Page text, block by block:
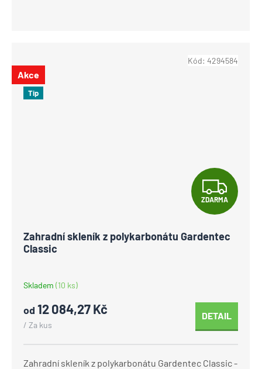
Akce
Tip
Z
D
A
A
ZDARMA
Zahradní skleník z polykarbonátu Gardentec
Classic
Skladem (10 ks)
od 12 084,27 Kč
/ Za kus
DETAIL
Zahradní skleník z polykarbonátu Gardentec Classic -
Kód: 4294584